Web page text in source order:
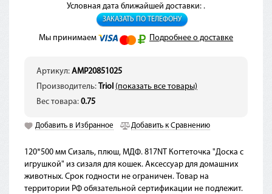
Условная дата ближайшей доставки: .
ЗАКАЗАТЬ ПО ТЕЛЕФОНУ
Мы принимаем Подробнее о доставке
Артикул: AMP20851025
Производитель: Triol (показать все товары)
Вес товара: 0.75
Добавить в Избранное Добавить к Сравнению
120*500 мм Сизаль, плюш, МДФ. 817NT Когтеточка "Доска с
игрушкой" из сизаля для кошек. Аксессуар для домашних
животных. Срок годности не ограничен. Товар на
территории РФ обязательной сертификации не подлежит.